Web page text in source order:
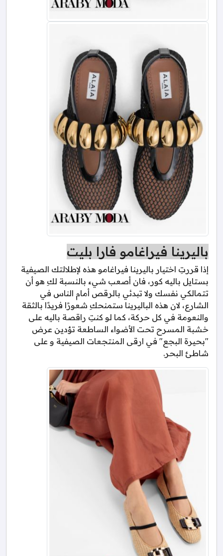
باليرينا فيراغامو فارا بليت
إذا قررتِ اختيار باليرينا فيراغامو هذه لإطلالتك الصيفية
بستايل باليه كور، فان أصعب شيء بالنسبة لكِ هو أن
تتمالكي نفسك ولا تبدئي بالرقص أمام الناس في
الشارع، لان هذه الباليرينا ستمنحكِ شعورًا فريدًا بالثقة
والنعومة في كل حركة، كما لو كنتِ راقصة باليه على
خشبة المسرح تحت الأضواء الساطعة تؤدين عرض
"بحيرة البجع" في ارقى المنتجعات الصيفية و على
شاطئ البحر.